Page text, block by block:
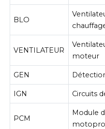
BLO
VENTILATEUR
moteur
GEN
IGN Circuits
PCM
Module